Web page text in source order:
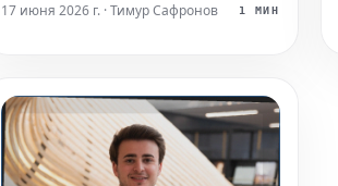
полностью охватить. В результате
деле формирует доверие
покупателей.
17 июня 2026 г. · Тимур Сафронов 1 МИН